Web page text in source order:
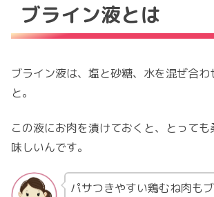
ブライン液とは
ブライン液は、塩と砂糖、水を混ぜ合わ
と。
この液にお肉を漬けておくと、とって
味しいんです。
パサつきやすい鶏むね肉も